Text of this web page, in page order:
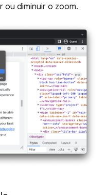
ou diminuir o zoom.